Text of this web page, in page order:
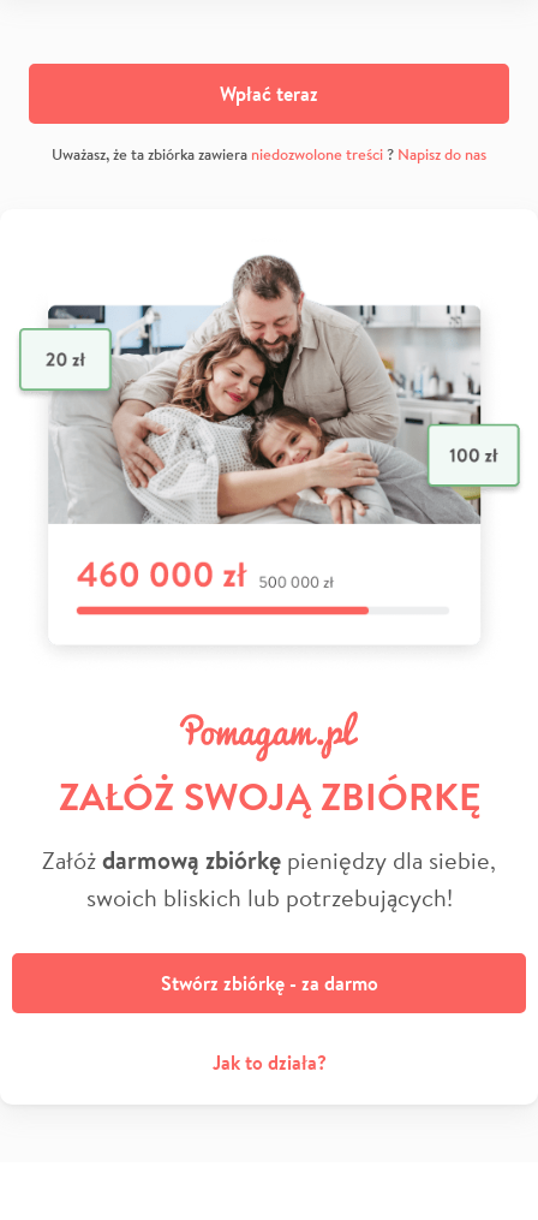
Wpłać teraz
Uważasz, że ta zbiórka zawiera niedozwolone treści? Napisz do nas
ZAŁÓŻ SWOJĄ ZBIÓRKĘ
Załóżdarmową zbiórkę pieniędzy dla siebie,
swoich bliskich lub potrzebujących!
Stwórz zbiórkę - za darmo
Jak to działa?